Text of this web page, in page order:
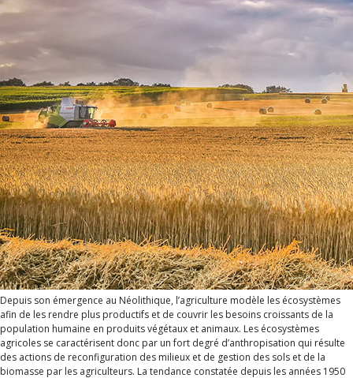
Depuis son émergence au Néolithique, l’agriculture modèle les écosystèmes
afin de les rendre plus productifs et de couvrir les besoins croissants de la
population humaine en produits végétaux et animaux. Les écosystèmes
agricoles se caractérisent donc par un fort degré d’anthropisation qui résulte
des actions de reconfiguration des milieux et de gestion des sols et de la
biomasse par les agriculteurs. La tendance constatée depuis les années 1950